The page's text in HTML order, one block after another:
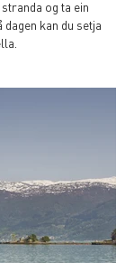
og ta ein
kan du setja